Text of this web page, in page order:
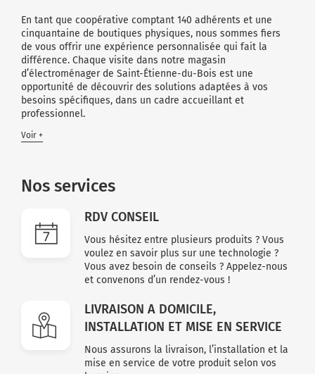
En tant que coopérative comptant 140 adhérents et une
cinquantaine de boutiques physiques, nous sommes fiers
de vous offrir une expérience personnalisée qui fait la
différence. Chaque visite dans notre magasin
d’électroménager de Saint-Étienne-du-Bois est une
opportunité de découvrir des solutions adaptées à vos
besoins spécifiques, dans un cadre accueillant et
professionnel.
Voir +
Nos services
RDV CONSEIL
Vous hésitez entre plusieurs produits ? Vous
voulez en savoir plus sur une technologie ?
Vous avez besoin de conseils ? Appelez-nous
et convenons d’un rendez-vous !
LIVRAISON A DOMICILE,
INSTALLATION ET MISE EN SERVICE
Nous assurons la livraison, l’installation et la
mise en service de votre produit selon vos